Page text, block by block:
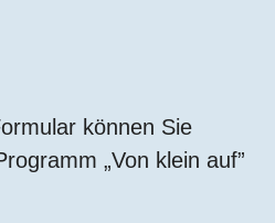
können Sie
„Von klein auf”